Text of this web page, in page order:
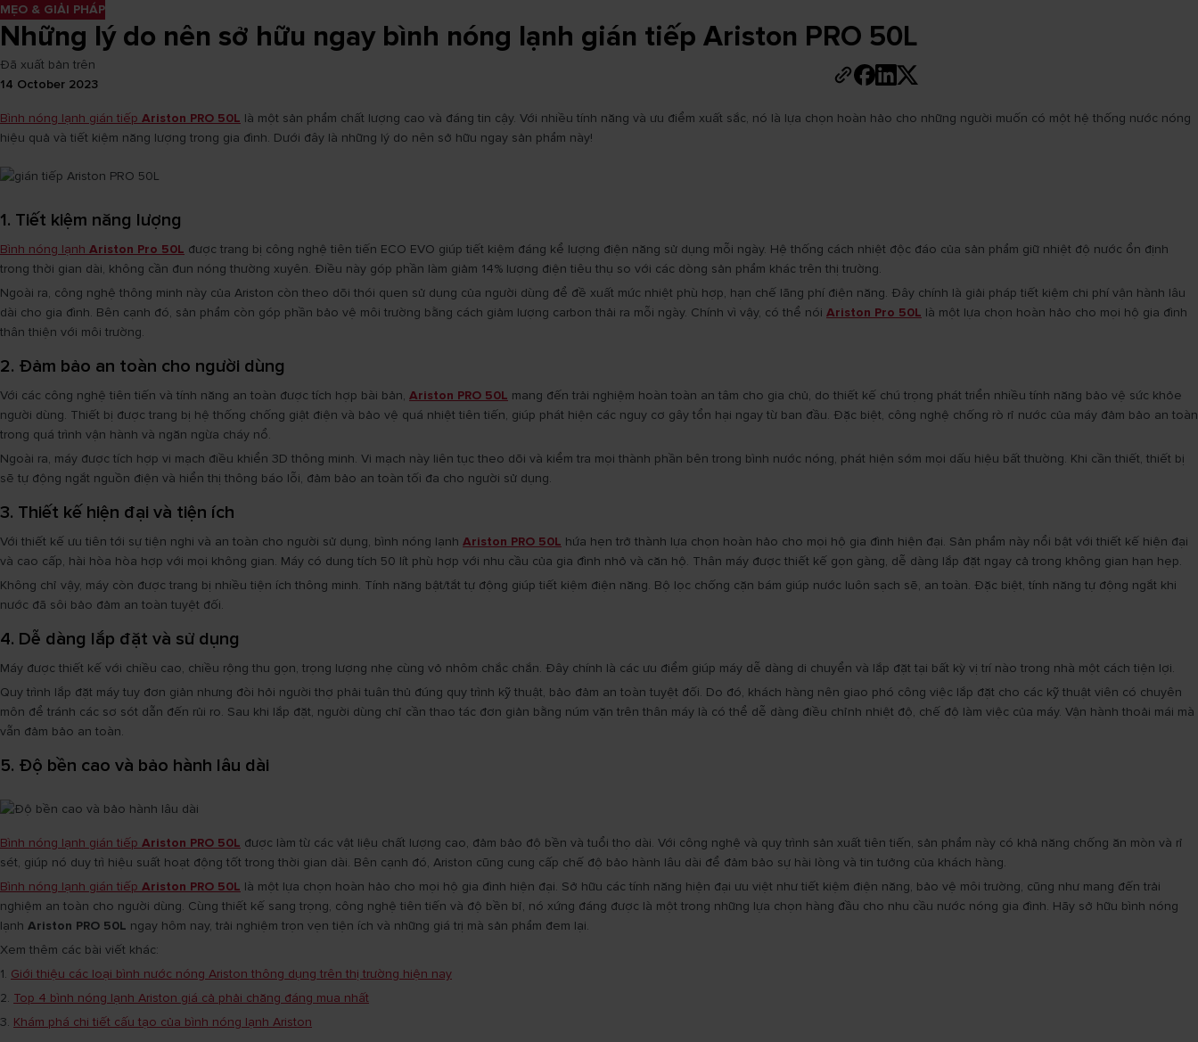
MẸO & GIẢI PHÁP
Những lý do nên sở hữu ngay bình nóng lạnh gián tiếp Ariston PRO 50L
Đã xuất bản trên
14 October 2023
Bình nóng lạnh gián tiếp Ariston PRO 50L là một sản phẩm chất lượng cao và đáng tin cậy. Với nhiều tính năng và ưu điểm xuất sắc, nó là lựa chọn hoàn hảo cho những người muốn có một hệ thống nước nóng
hiệu quả và tiết kiệm năng lượng trong gia đình. Dưới đây là những lý do nên sở hữu ngay sản phẩm này!
1. Tiết kiệm năng lượng
Bình nóng lạnh Ariston Pro 50L được trang bị công nghệ tiên tiến ECO EVO giúp tiết kiệm đáng kể lượng điện năng sử dụng mỗi ngày. Hệ thống cách nhiệt độc đáo của sản phẩm giữ nhiệt độ nước ổn định
trong thời gian dài, không cần đun nóng thường xuyên. Điều này góp phần làm giảm 14% lượng điện tiêu thụ so với các dòng sản phẩm khác trên thị trường.
Ngoài ra, công nghệ thông minh này của Ariston còn theo dõi thói quen sử dụng của người dùng để đề xuất mức nhiệt phù hợp, hạn chế lãng phí điện năng. Đây chính là giải pháp tiết kiệm chi phí vận hành lâu
dài cho gia đình. Bên cạnh đó, sản phẩm còn góp phần bảo vệ môi trường bằng cách giảm lượng carbon thải ra mỗi ngày. Chính vì vậy, có thể nói Ariston Pro 50L là một lựa chọn hoàn hảo cho mọi hộ gia đình
thân thiện với môi trường.
2. Đảm bảo an toàn cho người dùng
Với các công nghệ tiên tiến và tính năng an toàn được tích hợp bài bản, Ariston PRO 50L mang đến trải nghiệm hoàn toàn an tâm cho gia chủ, do thiết kế chú trọng phát triển nhiều tính năng bảo vệ sức khỏe
người dùng. Thiết bị được trang bị hệ thống chống giật điện và bảo vệ quá nhiệt tiên tiến, giúp phát hiện các nguy cơ gây tổn hại ngay từ ban đầu. Đặc biệt, công nghệ chống rò rỉ nước của máy đảm bảo an toàn
trong quá trình vận hành và ngăn ngừa cháy nổ.
Ngoài ra, máy được tích hợp vi mạch điều khiển 3D thông minh. Vi mạch này liên tục theo dõi và kiểm tra mọi thành phần bên trong bình nước nóng, phát hiện sớm mọi dấu hiệu bất thường. Khi cần thiết, thiết bị
sẽ tự động ngắt nguồn điện và hiển thị thông báo lỗi, đảm bảo an toàn tối đa cho người sử dụng.
3. Thiết kế hiện đại và tiện ích
Với thiết kế ưu tiên tới sự tiện nghi và an toàn cho người sử dụng, bình nóng lạnh Ariston PRO 50L hứa hẹn trở thành lựa chọn hoàn hảo cho mọi hộ gia đình hiện đại. Sản phẩm này nổi bật với thiết kế hiện đại
và cao cấp, hài hòa hòa hợp với mọi không gian. Máy có dung tích 50 lít phù hợp với nhu cầu của gia đình nhỏ và căn hộ. Thân máy được thiết kế gọn gàng, dễ dàng lắp đặt ngay cả trong không gian hạn hẹp.
Không chỉ vậy, máy còn được trang bị nhiều tiện ích thông minh. Tính năng bật/tắt tự động giúp tiết kiệm điện năng. Bộ lọc chống cặn bám giúp nước luôn sạch sẽ, an toàn. Đặc biệt, tính năng tự động ngắt khi
nước đã sôi bảo đảm an toàn tuyệt đối.
4. Dễ dàng lắp đặt và sử dụng
Máy được thiết kế với chiều cao, chiều rộng thu gọn, trọng lượng nhẹ cùng vỏ nhôm chắc chắn. Đây chính là các ưu điểm giúp máy dễ dàng di chuyển và lắp đặt tại bất kỳ vị trí nào trong nhà một cách tiện lợi.
Quy trình lắp đặt máy tuy đơn giản nhưng đòi hỏi người thợ phải tuân thủ đúng quy trình kỹ thuật, bảo đảm an toàn tuyệt đối. Do đó, khách hàng nên giao phó công việc lắp đặt cho các kỹ thuật viên có chuyên
môn để tránh các sơ sót dẫn đến rủi ro. Sau khi lắp đặt, người dùng chỉ cần thao tác đơn giản bằng núm vặn trên thân máy là có thể dễ dàng điều chỉnh nhiệt độ, chế độ làm việc của máy. Vận hành thoải mái mà
vẫn đảm bảo an toàn.
5. Độ bền cao và bảo hành lâu dài
Bình nóng lạnh gián tiếp Ariston PRO 50L được làm từ các vật liệu chất lượng cao, đảm bảo độ bền và tuổi thọ dài. Với công nghệ và quy trình sản xuất tiên tiến, sản phẩm này có khả năng chống ăn mòn và rỉ
sét, giúp nó duy trì hiệu suất hoạt động tốt trong thời gian dài. Bên cạnh đó, Ariston cũng cung cấp chế độ bảo hành lâu dài để đảm bảo sự hài lòng và tin tưởng của khách hàng.
Bình nóng lạnh gián tiếp Ariston PRO 50L là một lựa chọn hoàn hảo cho mọi hộ gia đình hiện đại. Sở hữu các tính năng hiện đại ưu việt như tiết kiệm điện năng, bảo vệ môi trường, cũng như mang đến trải
nghiệm an toàn cho người dùng. Cùng thiết kế sang trọng, công nghệ tiên tiến và độ bền bỉ, nó xứng đáng được là một trong những lựa chọn hàng đầu cho nhu cầu nước nóng gia đình. Hãy sở hữu bình nóng
lạnh Ariston PRO 50L ngay hôm nay, trải nghiệm trọn vẹn tiện ích và những giá trị mà sản phẩm đem lại.
Xem thêm các bài viết khác:
1. Giới thiệu các loại bình nước nóng Ariston thông dụng trên thị trường hiện nay
2. Top 4 bình nóng lạnh Ariston giá cả phải chăng đáng mua nhất
3. Khám phá chi tiết cấu tạo của bình nóng lạnh Ariston